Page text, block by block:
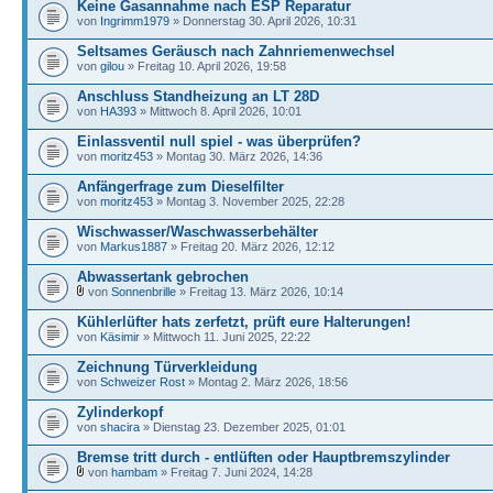
Keine Gasannahme nach ESP Reparatur
von Ingrimm1979 » Donnerstag 30. April 2026, 10:31
Seltsames Geräusch nach Zahnriemenwechsel
von gilou » Freitag 10. April 2026, 19:58
Anschluss Standheizung an LT 28D
von HA393 » Mittwoch 8. April 2026, 10:01
Einlassventil null spiel - was überprüfen?
von moritz453 » Montag 30. März 2026, 14:36
Anfängerfrage zum Dieselfilter
von moritz453 » Montag 3. November 2025, 22:28
Wischwasser/Waschwasserbehälter
von Markus1887 » Freitag 20. März 2026, 12:12
Abwassertank gebrochen
von Sonnenbrille » Freitag 13. März 2026, 10:14
Kühlerlüfter hats zerfetzt, prüft eure Halterungen!
von Käsimir » Mittwoch 11. Juni 2025, 22:22
Zeichnung Türverkleidung
von Schweizer Rost » Montag 2. März 2026, 18:56
Zylinderkopf
von shacira » Dienstag 23. Dezember 2025, 01:01
Bremse tritt durch - entlüften oder Hauptbremszylinder
von hambam » Freitag 7. Juni 2024, 14:28